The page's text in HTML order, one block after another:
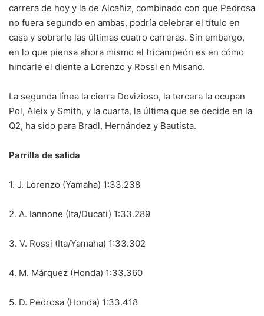
carrera de hoy y la de Alcañiz, combinado con que Pedrosa
no fuera segundo en ambas, podría celebrar el título en
casa y sobrarle las últimas cuatro carreras. Sin embargo,
en lo que piensa ahora mismo el tricampeón es en cómo
hincarle el diente a Lorenzo y Rossi en Misano.
La segunda línea la cierra Dovizioso, la tercera la ocupan
Pol, Aleix y Smith, y la cuarta, la última que se decide en la
Q2, ha sido para Bradl, Hernández y Bautista.
Parrilla de salida
1. J. Lorenzo (Yamaha) 1:33.238
2. A. Iannone (Ita/Ducati) 1:33.289
3. V. Rossi (Ita/Yamaha) 1:33.302
4. M. Márquez (Honda) 1:33.360
5. D. Pedrosa (Honda) 1:33.418